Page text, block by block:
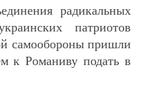
радикальных
патриотов
самообороны пришли
к Романиву подать в